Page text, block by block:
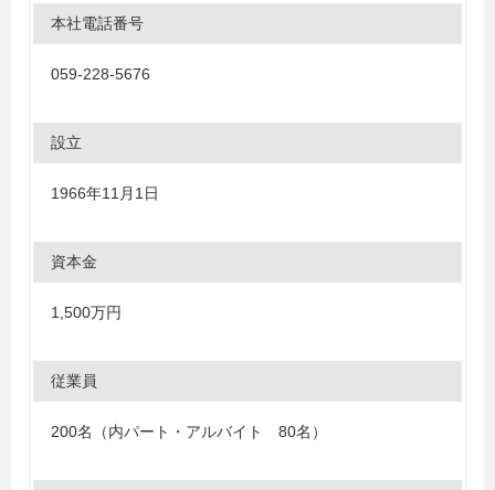
本社電話番号
059-228-5676
設立
1966年11月1日
資本金
1,500万円
従業員
200名（内パート・アルバイト 80名）